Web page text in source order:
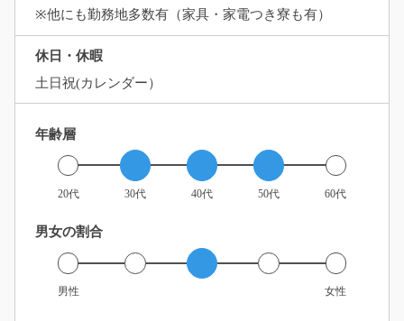
※他にも勤務地多数有（家具・家電つき寮も有）
休日・休暇
土日祝(カレンダー）
年齢層
20代 30代 40代 50代 60代
男女の割合
男性 女性